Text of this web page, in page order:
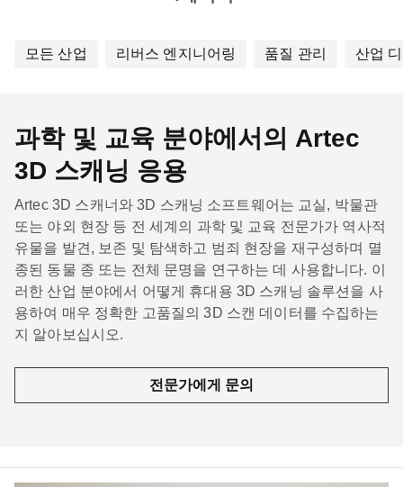
모든 산업 리버스 엔지니어링 품질 관리 산업
과학 및 교육 분야에서의 Artec
3D 스캐닝 응용
Artec 3D 스캐너와 3D 스캐닝 소프트웨어는 교실, 박물관
또는 야외 현장 등 전 세계의 과학 및 교육 전문가가 역사적
유물을 발견, 보존 및 탐색하고 범죄 현장을 재구성하며 멸
종된 동물 종 또는 전체 문명을 연구하는 데 사용합니다. 이
러한 산업 분야에서 어떻게 휴대용 3D 스캐닝 솔루션을 사
용하여 매우 정확한 고품질의 3D 스캔 데이터를 수집하는
지 알아보십시오.
전문가에게 문의